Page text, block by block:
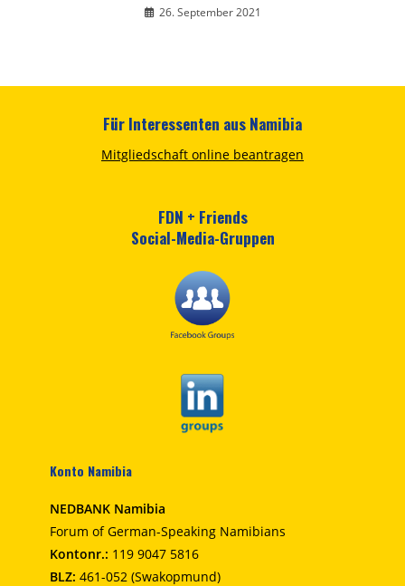
26. September 2021
Für Interessenten aus Namibia
Mitgliedschaft online beantragen
FDN + Friends
Social-Media-Gruppen
Konto Namibia
NEDBANK Namibia
Forum of German-Speaking Namibians
Kontonr.: 119 9047 5816
BLZ: 461-052 (Swakopmund)